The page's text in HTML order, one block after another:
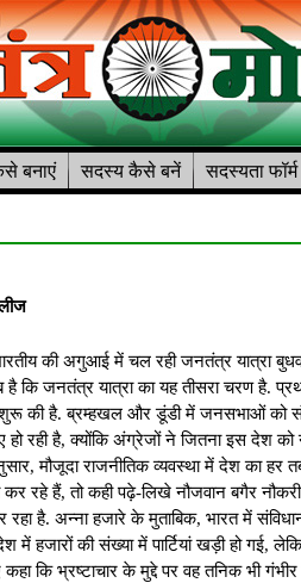
बनाएं सदस्य कैसे बनें सदस्यता फॉर्म
की अगुआई में चल रही जनतंत्र यात्रा
कि जनतंत्र यात्रा का यह तीसरा चरण है.
शुरू की है. ब्रम्हखल और डूंडी में जनसभाओं को
हो रही है, क्योंकि अंग्रेजों ने जितना इस देश को
मौजूदा राजनीतिक व्यवस्था में देश का हर
रहे हैं, तो कही पढ़े-लिखे नौजवान बगैर
रहा है. अन्ना हजारे के मुताबिक, भारत में
में हजारों की संख्या में पार्टियां खड़ी हो गई,
कि भ्रष्टाचार के मुद्दे पर वह तनिक भी गंभीर